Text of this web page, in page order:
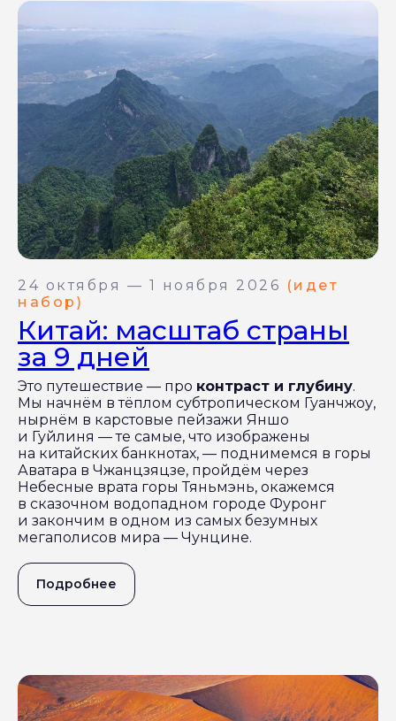
24 октября — 1 ноября 2026 (идет
набор)
Китай: масштаб страны
за 9 дней
Это путешествие — про контраст и глубину.
Мы начнём в тёплом субтропическом Гуанчжоу,
нырнём в карстовые пейзажи Яншо
и Гуйлиня — те самые, что изображены
на китайских банкнотах, — поднимемся в горы
Аватара в Чжанцзяцзе, пройдём через
Небесные врата горы Тяньмэнь, окажемся
в сказочном водопадном городе Фуронг
и закончим в одном из самых безумных
мегаполисов мира — Чунцине.
Подробнее